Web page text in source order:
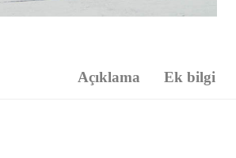
Açıklama Ek bilgi